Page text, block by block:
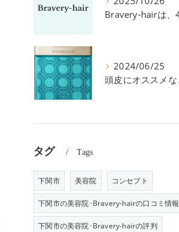
2024/06/25
タグ Tags
下関市 美容院 コンセプト
下関市の美容院･Bravery-hairの口コミ情報
下関市の美容院･Bravery-hairの評判